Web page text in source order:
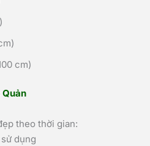
cm)
Quản
theo thời gian:
dụng